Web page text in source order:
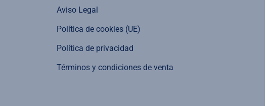
Aviso Legal
Política de cookies (UE)
Política de privacidad
Términos y condiciones de venta